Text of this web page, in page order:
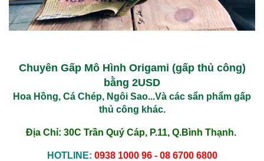
Chuyên Gấp Mô Hình Origami (gấp thủ công)
bằng 2USD
Hoa Hồng, Cá Chép, Ngôi Sao...Và các sẩn phẩm gấp
thủ công khác.
Địa Chỉ: 30C Trần Quý Cáp, P.11, Q.Bình Thạnh.
HOTLINE: 0938 1000 96 - 08 6700 6800